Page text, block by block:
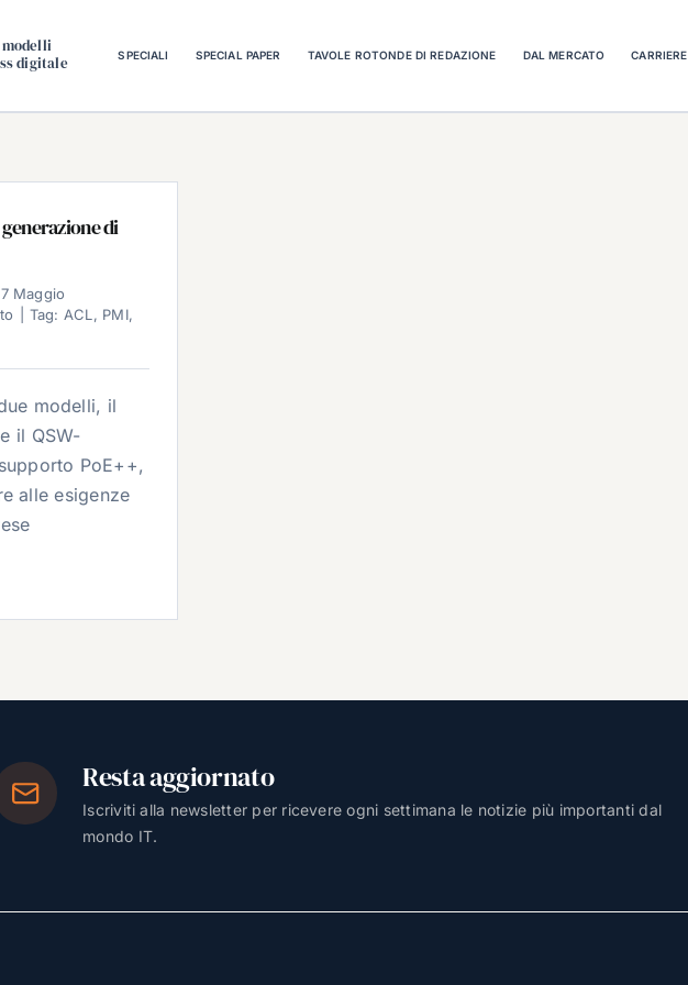
digitale
SPECIALI SPECIAL PAPER TAVOLE ROTONDE DI REDAZIONE DAL MERCATO CARRIERE
di
Maggio
Tag: ACL , PMI,
modelli, il
il QSW-
PoE++,
alle esigenze
Resta aggiornato
Iscriviti alla newsletter per ricevere ogni settimana le notizie più importanti dal
mondo IT.